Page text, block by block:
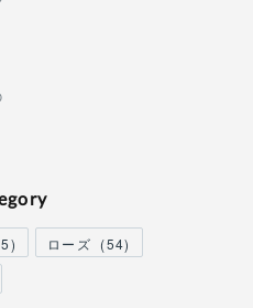
) ローズ (54)